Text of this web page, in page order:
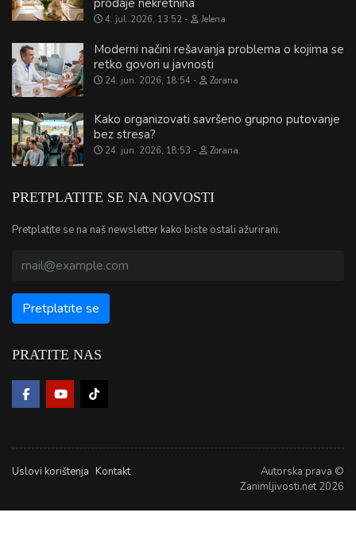
prodaje nekretnina
4. jul. 2026, 13:52 Jelena
Moderni načini rešavanja problema o kojima se
retko govori u javnosti
24. jun. 2026, 18:54 Zorana
Kako organizovati savršeno grupno putovanje
bez stresa?
24. jun. 2026, 18:53 Zorana
PRETPLATITE SE NA NOVOSTI
Pretplatite se na naš newsletter kako biste ostali ažurirani.
PRATITE NAS
Uslovi korištenja Kontakt
Autorska prava ©
Zanimljivosti.net 2026